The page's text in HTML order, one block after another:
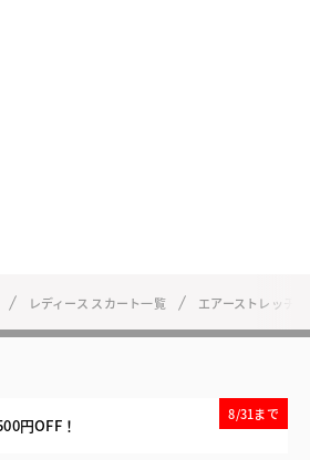
レディース スカート一覧 エアーストレッチ
円OFF！
8/31まで